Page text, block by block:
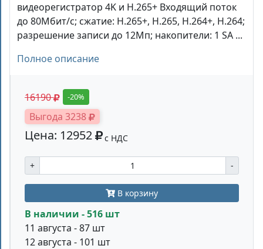
видеорегистратор 4K и H.265+ Входящий поток
до 80Мбит/с; сжатие: H.265+, H.265, H.264+, H.264;
разрешение записи до 12Мп; накопители: 1 SA ...
Полное описание
16190 -20%
Выгода 3238
Цена: 12952 с НДС
+ -
В корзину
В наличии - 516 шт
11 августа - 87 шт
12 августа - 101 шт